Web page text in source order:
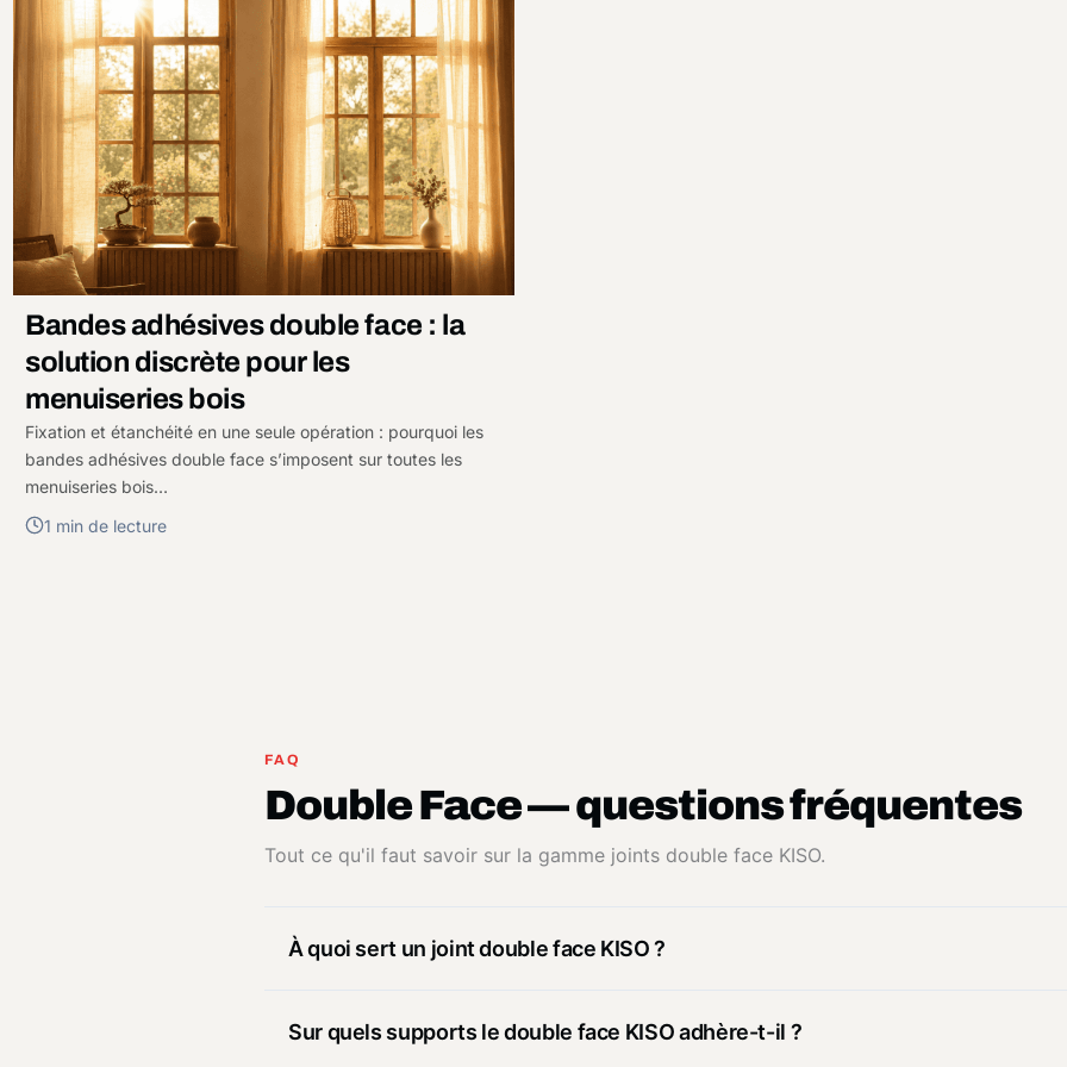
Bandes adhésives double face : la
solution discrète pour les
menuiseries bois
Fixation et étanchéité en une seule opération : pourquoi les
bandes adhésives double face s’imposent sur toutes les
menuiseries bois…
1 min de lecture
FAQ
Double Face — questions fréquentes
Tout ce qu'il faut savoir sur la gamme joints double face KISO.
À quoi sert un joint double face KISO ?
Sur quels supports le double face KISO adhère-t-il ?